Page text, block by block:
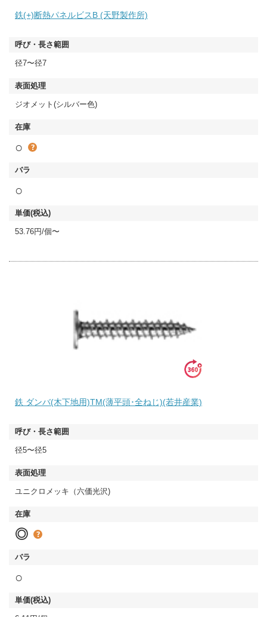
鉄(+)断熱パネルビスB (天野製作所)
径7〜径7
ジオメット(シルバー色)
○
○
53.76円/個〜
鉄 ダンバ(木下地用)TM(薄平頭･全ねじ)(若井産業)
径5〜径5
ユニクロメッキ（六価光沢)
◎
○